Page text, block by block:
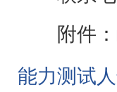
附件：
能力测试